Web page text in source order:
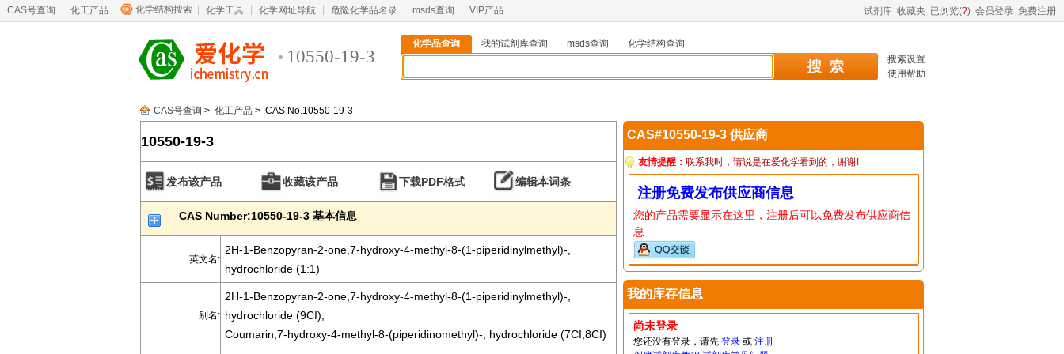
CAS号查询 化工产品 化学结构搜索 化学工具 化学网址导航 危险化学品名录 msds查询 VIP产品 试剂库 收藏夹 已浏览(?) 会员登录 免费注册
10550-19-3
化学品查询 我的试剂库查询 msds查询
化学结构查询
搜索设置
使用帮助
CAS号查询 > 化工产品 > CAS No.10550-19-3
10550-19-3
发布该产品 收藏该产品 下载PDF格式 编辑本词条
CAS Number:10550-19-3 基本信息
英文名:
2H-1-Benzopyran-2-one,7-hydroxy-4-methyl-8-(1-piperidinylmethyl)-,
hydrochloride (1:1)
别名:
2H-1-Benzopyran-2-one,7-hydroxy-4-methyl-8-(1-piperidinylmethyl)-,
hydrochloride (9CI);
Coumarin,7-hydroxy-4-methyl-8-(piperidinomethyl)-, hydrochloride (7CI,8CI)
CAS#10550-19-3 供应商
友情提醒： 联系我时，请说是在爱化学看到的，谢谢!
注册免费发布供应商信息
您的产品需要显示在这里，注册后可以免费发布供应商信
息
我的库存信息
尚未登录
您还没有登录，请先 登录或 注册